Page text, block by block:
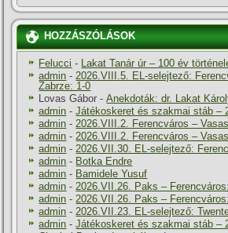
HOZZÁSZÓLÁSOK
Felucci -
Lakat Tanár úr – 100 év
admin - 2026.VIII.5. EL-selejtező:
Zabrze: 1-0
Lovas Gábor -Anekdoták: dr. Lakat
admin -Játékoskeret és szakmai stáb –
admin - 2026.VIII.2. Ferencváros –
admin - 2026.VIII.2. Ferencváros –
admin - 2026.VII.30. EL-selejtező:
admin - Botka Endre
admin - Bamidele Yusuf
admin - 2026.VII.26. Paks –
admin - 2026.VII.26. Paks –
admin - 2026.VII.23. EL-selejtező:
admin -Játékoskeret és szakmai stáb –